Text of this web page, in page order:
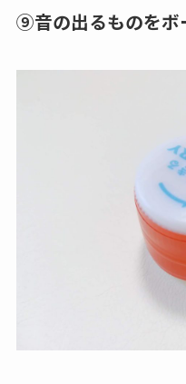
⑨音の出るものをボ